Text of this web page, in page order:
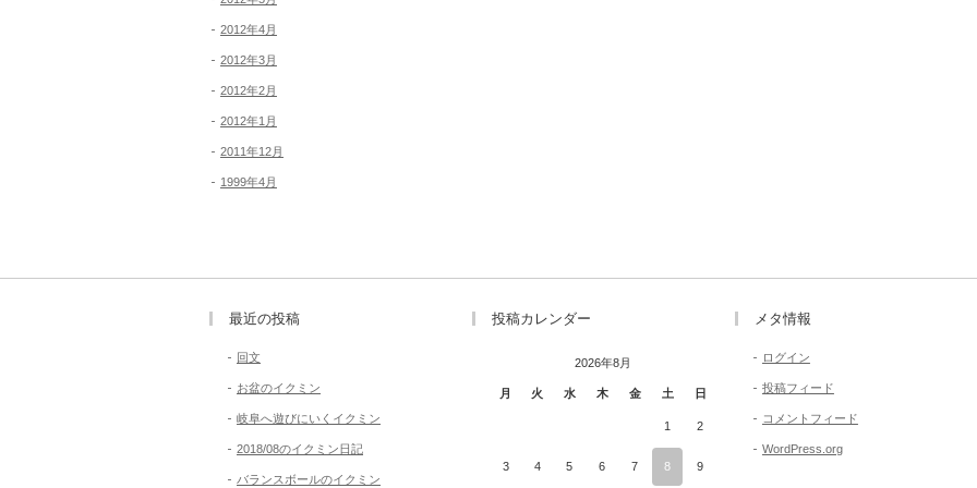
2012年4月
2012年3月
2012年2月
2012年1月
2011年12月
1999年4月
最近の投稿
回文
お盆のイクミン
岐阜へ遊びにいくイクミン
2018/08のイクミン日記
バランスボールのイクミン
投稿カレンダー
2026年8月
月 火 水 木 金 土 日
1 2
3 4 5 6 7 8 9
メタ情報
ログイン
投稿フィード
コメントフィード
WordPress.org